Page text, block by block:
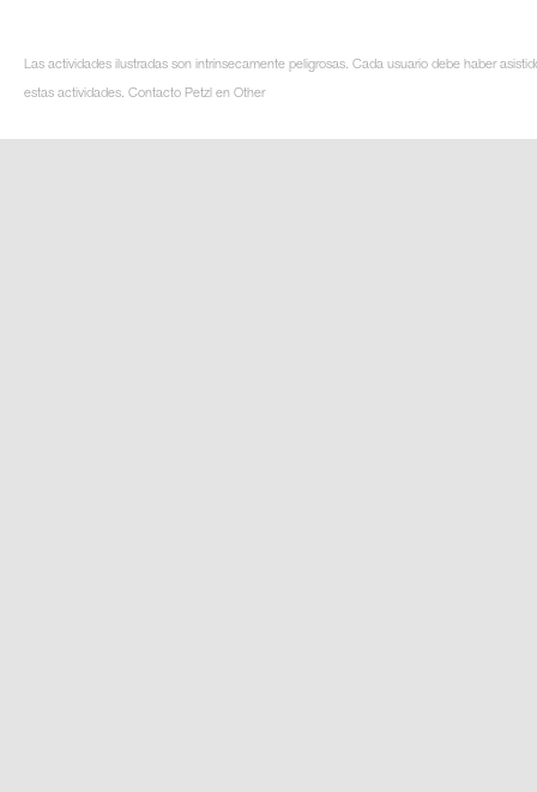
Las actividades ilustradas son intrínsecamente peligrosas. Cada usuario debe haber
estas actividades. Contacto Petzl en Other